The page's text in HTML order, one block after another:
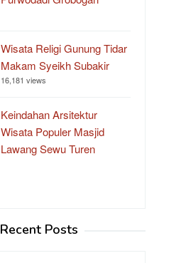
Wisata Religi Gunung Tidar
Makam Syeikh Subakir
16,181 views
Keindahan Arsitektur
Wisata Populer Masjid
Lawang Sewu Turen
Recent Posts